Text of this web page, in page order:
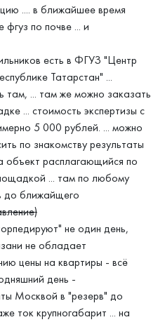
.... в ближайшее время
фгуз по почве ... и
есть в ФГУЗ "Центр
Татарстан" ...
... там же можно заказать
... стоимость экспертизы с
5 000 рублей. ... можно
по знакомству результаты
объект расплагающийся по
... там по любому
до ближайщего
не один день,
не обладает
цены на квартиры - всё
день -
Москвой в "резерв" до
ток крупногабарит ... на